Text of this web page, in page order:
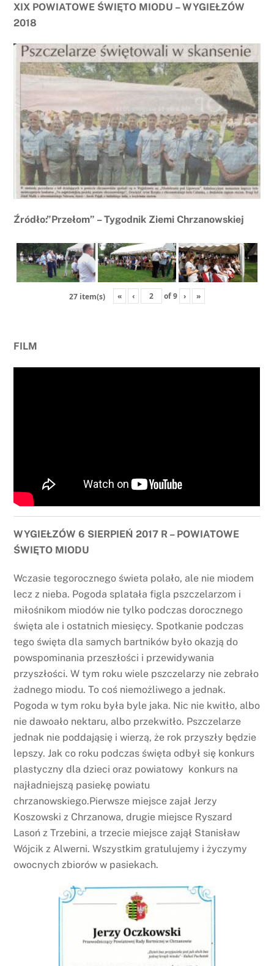
XIX POWIATOWE ŚWIĘTO MIODU – WYGIEŁZÓW
2018
Źródło:”Przełom” – Tygodnik Ziemi Chrzanowskiej
27 item(s) « ‹ of9 › »
FILM
WYGIEŁZÓW 6 SIERPIEŃ 2017 R – POWIATOWE
ŚWIĘTO MIODU
Wczasie tegorocznego świeta polało, ale nie miodem
lecz z nieba. Pogoda splatała figla pszczelarzom i
miłośnikom miodów nie tylko podczas dorocznego
święta ale i ostatnich miesięcy. Spotkanie podczas
tego święta dla samych bartników było okazją do
powspominania przeszłości i przewidywania
przyszłości. W tym roku wiele pszczelarzy nie zebrało
żadnego miodu. To coś niemożliwego a jednak.
Pogoda w tym roku była byle jaka. Nic nie kwitło, albo
nie dawoało nektaru, albo przekwitło. Pszczelarze
jednak nie poddająsię i wierzą, że rok przyszły będzie
lepszy. Jak co roku podczas święta odbył się konkurs
plastyczny dla dzieci oraz powiatowy konkurs na
najładniejszą pasiekę powiatu
chrzanowskiego.Pierwsze miejsce zajał Jerzy
Koszowski z Chrzanowa, drugie miejsce Ryszard
Lasoń z Trzebini, a trzecie miejsce zajął Stanisław
Wójcik z Alwerni. Wszystkim gratulujemy i życzymy
owocnych zbiorów w pasiekach.